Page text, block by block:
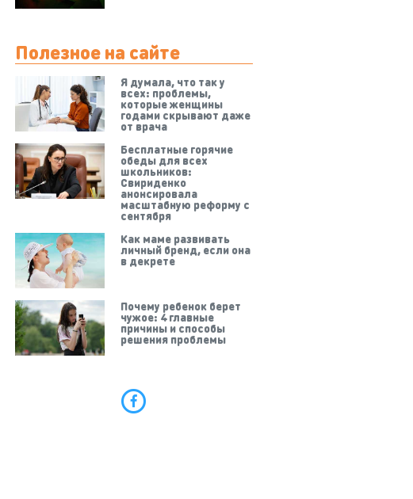
Полезное на сайте
Я думала, что так у
всех: проблемы,
которые женщины
годами скрывают даже
от врача
Бесплатные горячие
обеды для всех
школьников:
Свириденко
анонсировала
масштабную реформу с
сентября
Как маме развивать
личный бренд, если она
в декрете
Почему ребенок берет
чужое: 4 главные
причины и способы
решения проблемы